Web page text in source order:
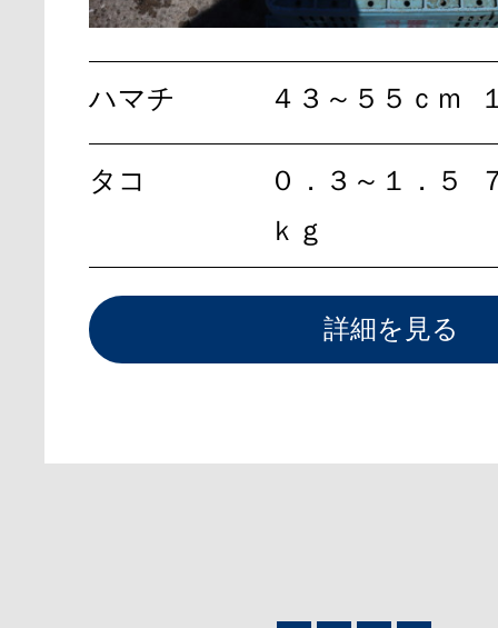
ハマチ ４３～５５ｃｍ
タコ
０．３～１．５
ｋｇ
詳細を見る